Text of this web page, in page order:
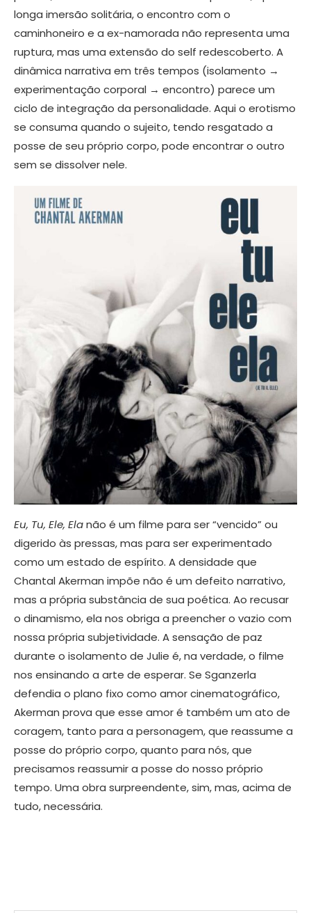
longa imersão solitária, o encontro com o
caminhoneiro e a ex-namorada não representa uma
ruptura, mas uma extensão do self redescoberto. A
dinâmica narrativa em três tempos (isolamento →
experimentação corporal → encontro) parece um
ciclo de integração da personalidade. Aqui o erotismo
se consuma quando o sujeito, tendo resgatado a
posse de seu próprio corpo, pode encontrar o outro
sem se dissolver nele.
Eu, Tu, Ele, Elanão é um filme para ser “vencido” ou
digerido às pressas, mas para ser experimentado
como um estado de espírito. A densidade que
Chantal Akerman impõe não é um defeito narrativo,
mas a própria substância de sua poética. Ao recusar
o dinamismo, ela nos obriga a preencher o vazio com
nossa própria subjetividade. A sensação de paz
durante o isolamento de Julie é, na verdade, o filme
nos ensinando a arte de esperar. Se Sganzerla
defendia o plano fixo como amor cinematográfico,
Akerman prova que esse amor é também um ato de
coragem, tanto para a personagem, que reassume a
posse do próprio corpo, quanto para nós, que
precisamos reassumir a posse do nosso próprio
tempo. Uma obra surpreendente, sim, mas, acima de
tudo, necessária.